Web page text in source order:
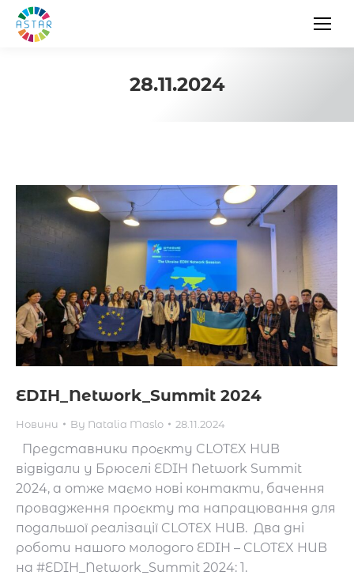
28.11.2024
EDIH_Network_Summit 2024
Новини By Natalia Maslo 28.11.2024
Представники проєкту CLOTEX HUB
відвідали у Брюселі EDIH Network Summit
2024, а отже маємо нові контакти, бачення
провадження проєкту та напрацювання для
подальшої реалізації CLOTEX HUB. Два дні
роботи нашого молодого EDIH – CLOTEX HUB
на #EDIH_Network_Summit 2024: 1.